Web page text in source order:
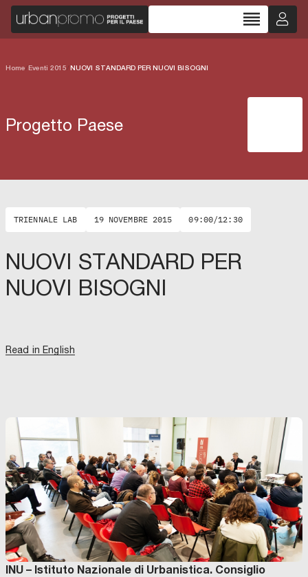
reorder
Home/Eventi 2015/NUOVI STANDARD PER NUOVI BISOGNI
Progetto Paese
TRIENNALE LAB 19 NOVEMBRE 2015 09:00/12:30
NUOVI STANDARD PER
NUOVI BISOGNI
Read in English
INU – Istituto Nazionale di Urbanistica. Consiglio